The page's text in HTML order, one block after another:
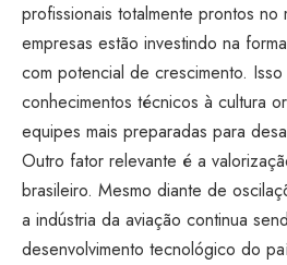
profissionais totalmente prontos no
empresas estão investindo na
com potencial de crescimento.
conhecimentos técnicos à cultura
equipes mais preparadas para
Outro fator relevante é a
brasileiro. Mesmo diante de
a indústria da aviação continua
desenvolvimento tecnológico do